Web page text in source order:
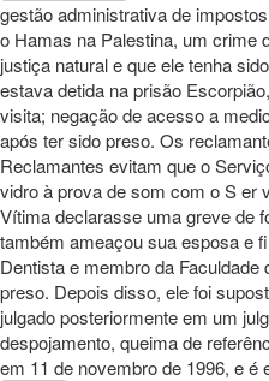
gestão administrativa de
o Hamas na Palestina, um crime
justiça natural e que ele tenha
estava detida na prisão
visita; negação de acesso a
após ter sido preso. Os
Reclamantes evitam que o
vidro à prova de som com o S er
Vítima declarasse uma greve de
também ameaçou sua esposa e
Dentista e membro da
preso. Depois disso, ele foi
julgado posteriormente em um
despojamento, queima de
em 11 de novembro de 1996, e é